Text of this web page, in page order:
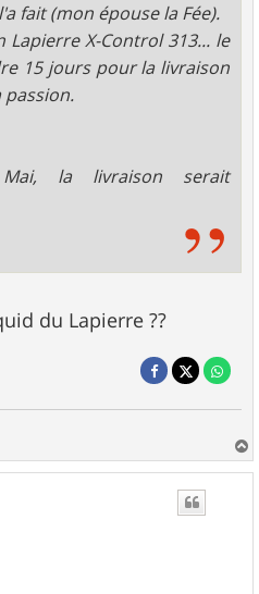
fait (mon épouse la Fée).
X-Control 313... le
15 jours pour la livraison
passion.
la livraison serait
du Lapierre ??
a
u